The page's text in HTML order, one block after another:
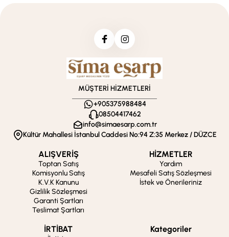
MÜŞTERİ HİZMETLERİ
+905375988484
08504417462
info@simaesarp.com.tr
Kültür Mahallesi İstanbul Caddesi No:94 Z:35 Merkez / DÜZCE
ALIŞVERİŞ
Toptan Satış
Komisyonlu Satış
K.V.K Kanunu
Gizlilik Sözleşmesi
Garanti Şartları
Teslimat Şartları
HİZMETLER
Yardım
Mesafeli Satış Sözleşmesi
İstek ve Önerileriniz
İRTİBAT Kategoriler